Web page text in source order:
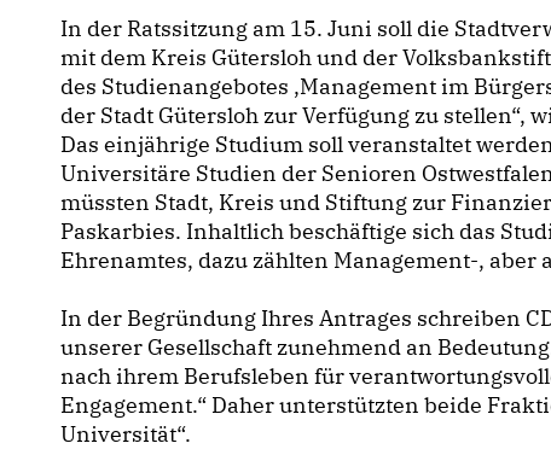
In der Ratssitzung am 15. Juni soll die
mit dem Kreis Gütersloh und der
des Studienangebotes ‚Management im
der Stadt Gütersloh zur Verfügung zu stellen“,
Das einjährige Studium soll veranstaltet
Universitäre Studien der Senioren
müssten Stadt, Kreis und Stiftung zur
Paskarbies. Inhaltlich beschäftige sich das
Ehrenamtes, dazu zählten Management-, aber
In der Begründung Ihres Antrages schreiben
unserer Gesellschaft zunehmend an
nach ihrem Berufsleben für
Engagement.“ Daher unterstützten beide
Universität“.